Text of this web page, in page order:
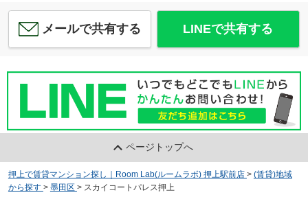
メールで共有する LINEで共有する
ページトップへ
押上で賃貸マンション探し｜Room Lab(ルームラボ) 押上駅前店 > (賃貸)地域
から探す > 墨田区 > スカイコートパレス押上